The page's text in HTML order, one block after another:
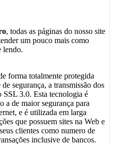
, todas as páginas do nosso site
um pouco mais como
lendo.
forma totalmente protegida
segurança, a transmissão dos
SSL 3.0. Esta tecnologia é
a de maior segurança para
e é utilizada em larga
que possuem sites na Web e
clientes como numero de
inclusive de bancos.